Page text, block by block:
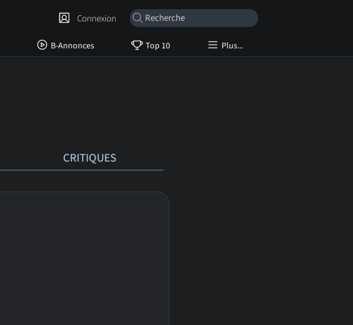
B-Annonces Top 10 Plus...
Connexion
CRITIQUES